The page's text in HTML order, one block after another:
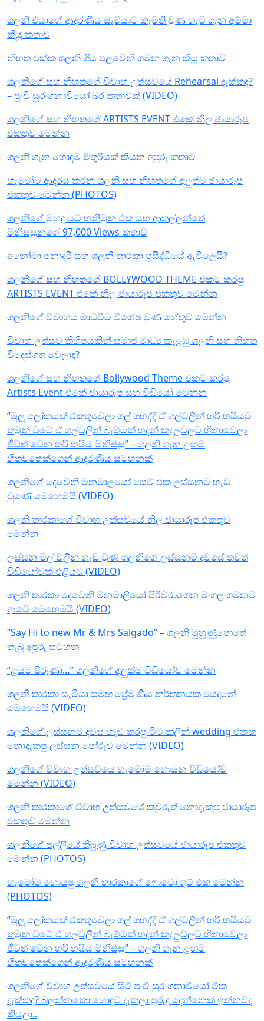
ශලනි එයාගේ ආදරණීය සැමියාට කැමති වුණ හැටි ගැන අම්මා
කියූ කතාව
නිහත එක්ක ශලනි ගිය පළවෙනි ගමන ගැන කියූ කතාව
ශලනිගේ සහ නිහතගේ විවාහ උත්සවයේ Rehearsal දැක්කද?
– පුංචි සුරංගනාවියෝ බර කතාවක් (VIDEO)
ශලනිගේ සහ නිහතගේ ARTISTS EVENT එකේ නිල ජායාරූප
එකතුව මෙන්න
ශලනි ගැන හොඳම මිතුරියක් කියන අපුරු කතාව
හැමෝම ආදරය කරන ශලනි සහ නිහතගේ අලුත්ම ජායාරූප
එකතුව මෙන්න (PHOTOS)
ශලනිගේ මුහුද යට හනිමුන් එක සහ ආතල්ලන්තේ
මිනිස්සුන්ගේ 97,000 Views කතාව
අනෝමා ජනාදරී සහ ශලනි තාරකා ප්‍රසිද්ධියේ ඇවිලෙයි?
ශලනිගේ සහ නිහතගේ BOLLYWOOD THEME එකට කරපු
ARTISTS EVENT එකේ නිල ජායාරූප එකතුව මෙන්න
ශලනිගේ විවාහය මාධවීට විශේෂ වුණු හේතුව මෙන්න
විවාහ උත්සව කිහිපයකින් සමාජ මාධ්‍ය කැළඹු ශලනි සහ නිහත
විදෙස්ගත වෙලාද?
ශලනිගේ සහ නිහතගේ Bollywood Theme එකට කරපු
Artists Event එකේ ජායාරූප සහ වීඩියෝ මෙන්න
“මුලු ලෝකයක් එකතුවෙලා ගල් ගහද්දි ඒ ගල්වලින් හරි හයියට
තමුන් වටේ ඒ ගල්වලින් බැම්මක් හදන් කදුලුවලට හිනාවෙලා
ජීවත් වෙන හරි හයිය මිනිස්සු” – ශලනි ගැන ළඟම
හිතවතෙක්ගෙන් ආදරණීය සටහනක්
ශලනිගේ දෙවෙනි මනමාලයෝ සෙට් එක ලස්සනට හැඩ
වුණේ මෙහෙමයි (VIDEO)
ශලනි තාරකාගේ විවාහ උත්සවයේ නිල ජායාරූප එකතුව
මෙන්න
ලස්සන මල් වලින් හැඩ වුණ ශලනිගේ ලස්සනම දවසේ තවත්
වීඩියෝවක් එළියට (VIDEO)
ශලනි තාරකා දෙවෙනි මනමාලියෝ පිරිවරාගෙන මංගල ගමනට
ආවේ මෙහෙමයි (VIDEO)
“Say Hi to new Mr & Mrs Salgado” – ශලනි මුහුණුපොතේ
තැබූ අපූරු සටහන
“ළයම පිරුණා…” ශලනිගේ අලුත්ම වීඩියෝව මෙන්න
ශලනි තාරකා සැමියා සමඟ ප්‍රේමණීය නර්තනයක යෙදුනේ
මෙහෙමයි (VIDEO)
ශලනිගේ ලස්සනම දවස හැඩ කරපු මීට කලින් wedding එකක
නොදැකපු ලස්සන පෝරුව මෙන්න (VIDEO)
ශලනිගේ විවාහ උත්සවයේ හැමෝම හොයන වීඩියෝව
මෙන්න (VIDEO)
ශලනි තාරකාගේ විවාහ උත්සවයේ කවුරුත් නොදැකපු ජායාරූප
එකතුව මෙන්න
ශලනිගේ පල්ලියේ තිබුණු විවාහ උත්සවයේ ජායාරූප එකතුව
මෙන්න (PHOTOS)
හැමෝම හොයපු ශලනි තාරකාගේ ෆොටෝ ශුට් එක මෙන්න
(PHOTOS)
“මුලු ලෝකයක් එකතුවෙලා ගල් ගහද්දි ඒ ගල්වලින් හරි හයියට
තමුන් වටේ ඒ ගල්වලින් බැම්මක් හදන් කදුලුවලට හිනාවෙලා
ජීවත් වෙන හරි හයිය මිනිස්සු” – ශලනි ගැන ළඟම
හිතවතෙක්ගෙන් ආදරණීය සටහනක්
ශලනිගේ විවාහ උත්සවයේ සිටි පුංචි සුරංගනාවියෝ ටික
දැක්කද? බලන්නකො හොඳට දැකලා පුරුදු දෙන්නෙක් ඉන්නවද
කියලා..